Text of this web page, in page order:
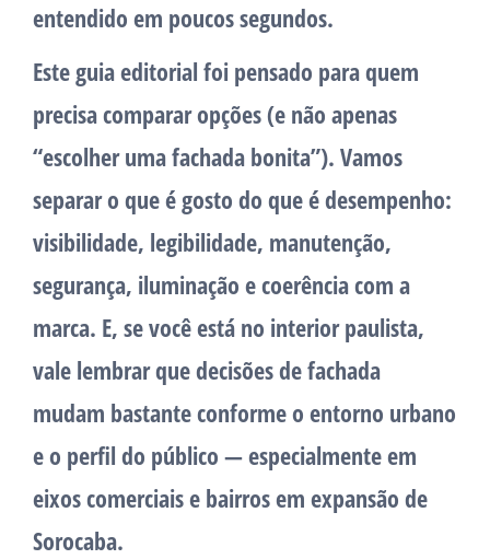
entendido em poucos segundos.
Este guia editorial foi pensado para quem
precisacomparar opções(e não apenas
“escolher uma fachada bonita”). Vamos
separar o que é gosto do que é desempenho:
visibilidade, legibilidade, manutenção,
segurança, iluminação e coerência com a
marca. E, se você está no interior paulista,
vale lembrar que decisões de fachada
mudam bastante conforme o entorno urbano
e o perfil do público — especialmente em
eixos comerciais e bairros em expansão de
Sorocaba.